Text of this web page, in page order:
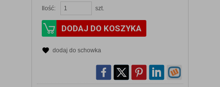
Ilość: szt.
DODAJ DO KOSZYKA
dodaj do schowka